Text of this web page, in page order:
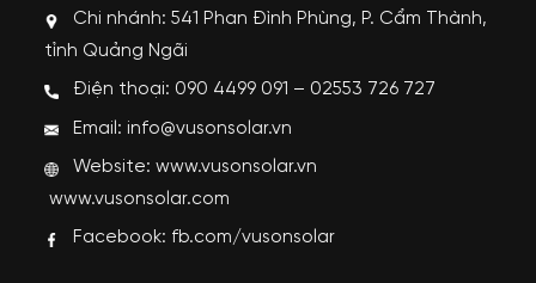
Chi nhánh: 541 Phan Đình Phùng, P. Cẩm Thành,
tỉnh Quảng Ngãi
Điện thoại: 090 4499 091 – 02553 726 727
Email: info@vusonsolar.vn
Website:www.vusonsolar.vn
www.vusonsolar.com
Facebook: fb.com/vusonsolar